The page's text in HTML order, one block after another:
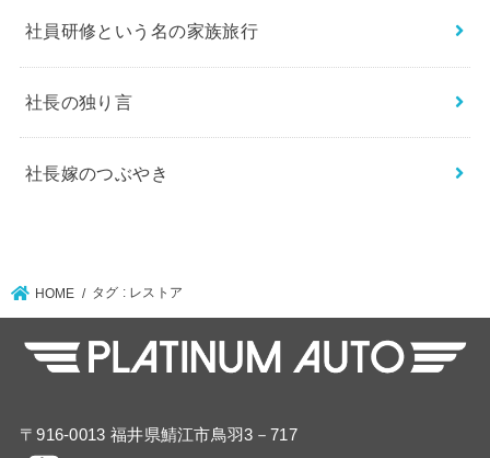
社員研修という名の家族旅行
社長の独り言
社長嫁のつぶやき
HOME タグ : レストア
〒916-0013 福井県鯖江市鳥羽3－717